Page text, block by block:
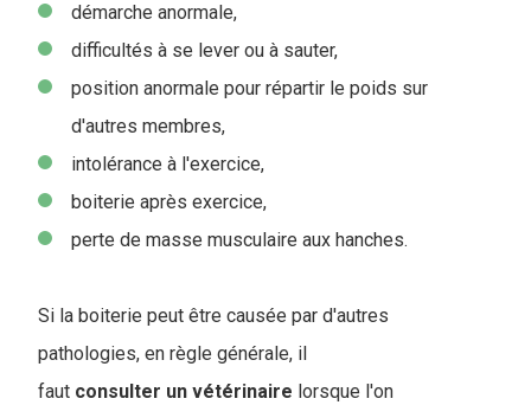
démarche anormale,
difficultés à se lever ou à sauter,
position anormale pour répartir le poids sur
d'autres membres,
intolérance à l'exercice,
boiterie après exercice,
perte de masse musculaire aux hanches.
Si la boiterie peut être causée par d'autres
pathologies, en règle générale, il
faut consulter un vétérinaire lorsque l'on